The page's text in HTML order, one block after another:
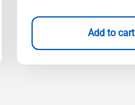
Add to cart